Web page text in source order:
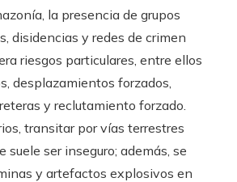
la presencia de grupos
disidencias y redes de crimen
riesgos particulares, entre ellos
desplazamientos forzados,
y reclutamiento forzado.
transitar por vías terrestres
suele ser inseguro; además, se
y artefactos explosivos en